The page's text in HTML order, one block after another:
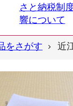
さと納税制
響について
をさがす 近